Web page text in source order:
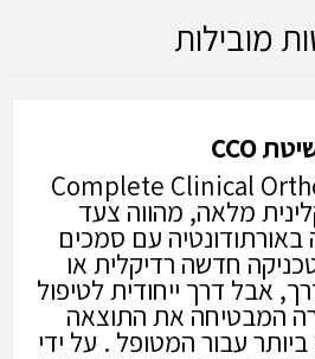
מובילות
CCO
Complete Clinical
מלאה, מהווה צעד
עם סמכים
חדשה רדיקלית או
אבל דרך ייחודית לטיפול
המבטיחה את התוצאה
עבור המטופל . על ידי